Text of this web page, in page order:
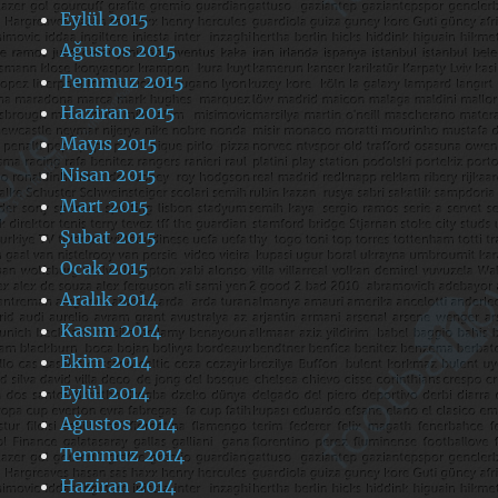
Eylül 2015
Ağustos 2015
Temmuz 2015
Haziran 2015
Mayıs 2015
Nisan 2015
Mart 2015
Şubat 2015
Ocak 2015
Aralık 2014
Kasım 2014
Ekim 2014
Eylül 2014
Ağustos 2014
Temmuz 2014
Haziran 2014